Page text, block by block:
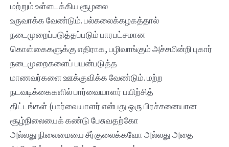
மற்றும் உள்ளடக்கிய சூழலை
உருவாக்க வேண்டும். பல்கலைக்கழகத்தால்
நடைமுறைப்படுத்தப்படும் பாரபட்சமான
கொள்கைகளுக்கு எதிராக, பழிவாங்கும் அச்சமின்றி புகார்
நடைமுறைகளைப் பயன்படுத்த
மாணவர்களை ஊக்குவிக்க வேண்டும். மற்ற
நடவடிக்கைகளில் பார்வையாளர் பயிற்சித்
திட்டங்கள் (பார்வையாளர் என்பது ஒரு பிரச்சனையான
சூழ்நிலையைக் கண்டு பேசுவதற்கோ
அல்லது நிலைமையை சீர்குலைக்கவோ அல்லது அதை